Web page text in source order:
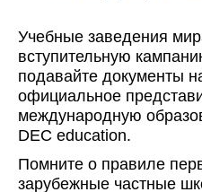
Учебные заведения
вступительную
подавайте документы
официальное
международную
DEC education.
Помните о правиле
зарубежные частные